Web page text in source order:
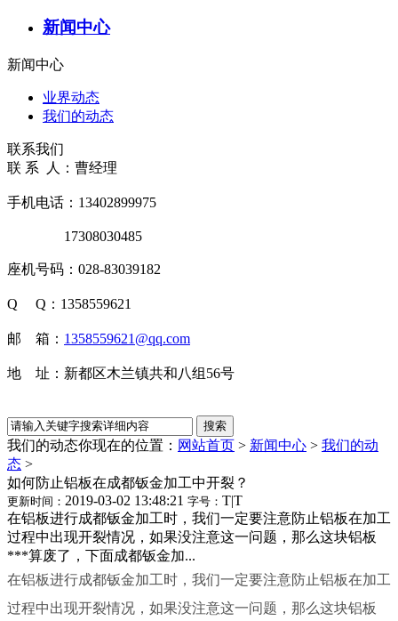
新闻中心
新闻中心
业界动态
我们的动态
联系我们
联 系 人：曹经理
手机电话：13402899975
17308030485
座机号码：028-83039182
Q Q：1358559621
邮 箱： 1358559621@qq.com
地 址：新都区木兰镇共和八组56号
我们的动态你现在的位置： 网站首页 > 新闻中心 > 我们的动
态 >
如何防止铝板在成都钣金加工中开裂？
更新时间： 2019-03-02 13:48:21 字号： T|T
在铝板进行成都钣金加工时，我们一定要注意防止铝板在加工
过程中出现开裂情况，如果没注意这一问题，那么这块铝板
***算废了，下面成都钣金加...
在铝板进行成都钣金加工时，我们一定要注意防止铝板在加工
过程中出现开裂情况，如果没注意这一问题，那么这块铝板